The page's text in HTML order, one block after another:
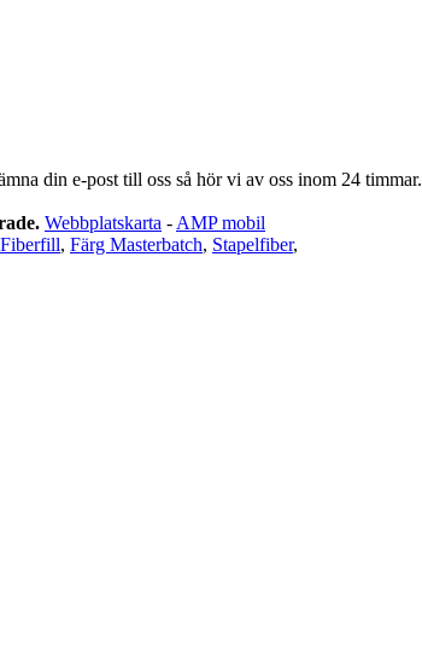
din e-post till oss så hör vi av oss inom 24 timmar.
Webbplatskarta -AMP mobil
, Färg Masterbatch, Stapelfiber,